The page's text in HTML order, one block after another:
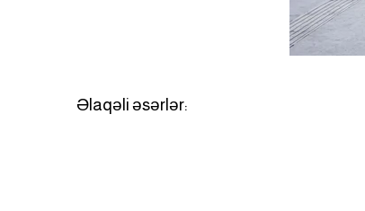
Əlaqəli əsərlər: